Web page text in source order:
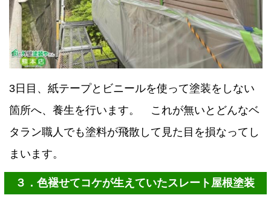
3日目、紙テープとビニールを使って塗装をしない
箇所へ、養生を行います。 これが無いとどんなベ
タラン職人でも塗料が飛散して見た目を損なってし
まいます。
３．色褪せてコケが生えていたスレート屋根塗装